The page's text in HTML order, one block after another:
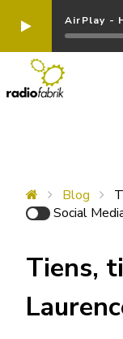
AirPlay -
Blog
Social
Tiens,